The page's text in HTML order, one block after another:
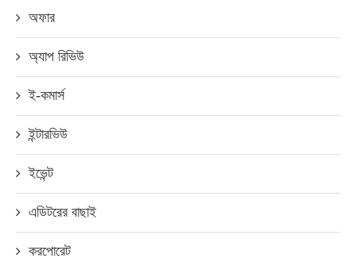
অফার
অ্যাপ রিভিউ
ই-কমার্স
ইন্টারভিউ
ইভেন্ট
এডিটরের বাছাই
করপোরেট